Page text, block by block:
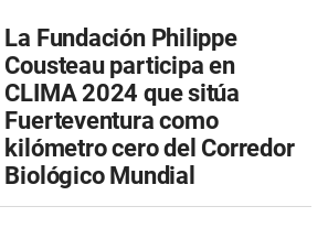
La Fundación Philippe
Cousteau participa en
CLIMA 2024 que sitúa
Fuerteventura como
kilómetro cero del Corredor
Biológico Mundial